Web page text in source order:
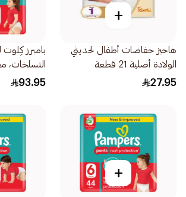
+
هاجيز حفاضات أطفال لحديثي
الولادة أصلية 21 قطعة
27.95
بامبرز
48قطعة
93.95
+